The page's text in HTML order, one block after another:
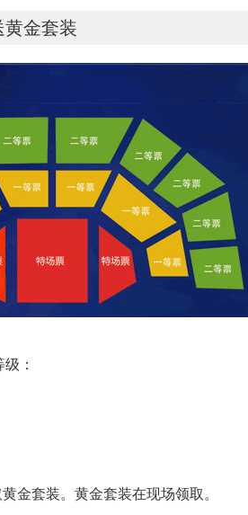
黄金套装
：
金套装。黄金套装在现场领取。